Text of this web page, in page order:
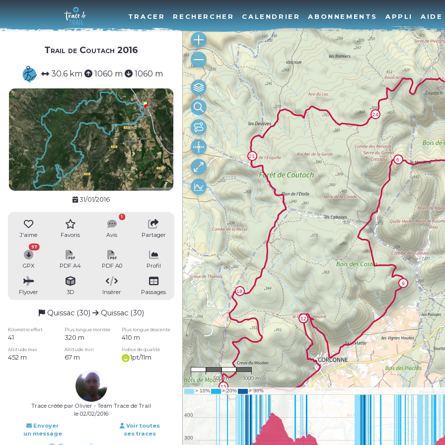
TRACER RECHERCHER CALENDRIER ABONNEMENTS APPLI AIDE
Trail de Coutach 2016
30.6 km 1060 m 1060 m
31/01/2016
J'aime Favoris Avis
1
Partager
GPX
97
PDF A4 PDF A0 Profil
Flyover 3D Insérer Passages
Quissac (30) Quissac (30)
Kilomètre effort Plus longue montée Plus longue descente
41 320 m 410 m
Altitude max Altitude min Indice de qualité
452 m 67 m 1pt/11m
Trace créée par Olivier - Team Trace de Trail
le 02/02/2016
Envoyer
un message
Voir toutes
ses traces
1 : 29,083
0 500 m 1000 m